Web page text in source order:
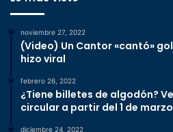
noviembre 27, 2022
(Video) Un Cantor «cantó»
hizo viral
febrero 26, 2022
¿Tiene billetes de algodón?
circular a partir del 1 de marzo
diciembre 24, 2022